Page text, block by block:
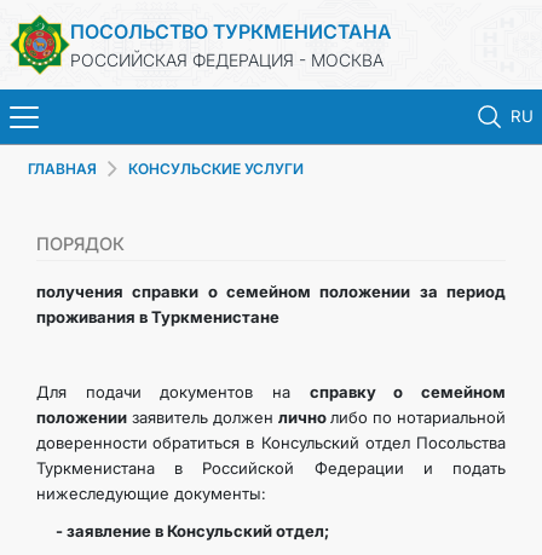
ПОСОЛЬСТВО ТУРКМЕНИСТАНА
РОССИЙСКАЯ ФЕДЕРАЦИЯ - МОСКВА
RU
ГЛАВНАЯ
ВИЗА
КОНТАКТНЫЕ ДАННЫЕ
ГЛАВНАЯ КОНСУЛЬСКИЕ УСЛУГИ
ПОРЯДОК
получения справки о семейном положении за период
проживания в Туркменистане
Для подачи документов на справкуо семейном
положении заявитель должен лично либо по нотариальной
доверенности обратиться в Консульский отдел Посольства
Туркменистана в Российской Федерации и подать
нижеследующие документы:
- заявление в Консульский отдел;